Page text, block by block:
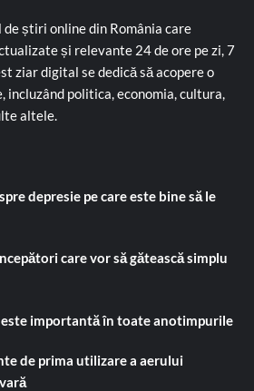
știri online din România care
și relevante 24 de ore pe zi, 7
ziar digital se dedică să acopere o
incluzând politica, economia, cultura,
altele.
depresie pe care este bine să le
care vor să gătească simplu
este importantă în toate anotimpurile
de prima utilizare a aerului